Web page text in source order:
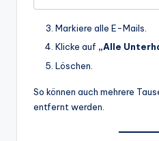
Markiere alle E-Mails.
Klicke auf „Alle
Löschen.
So können auch mehrere
entfernt werden.